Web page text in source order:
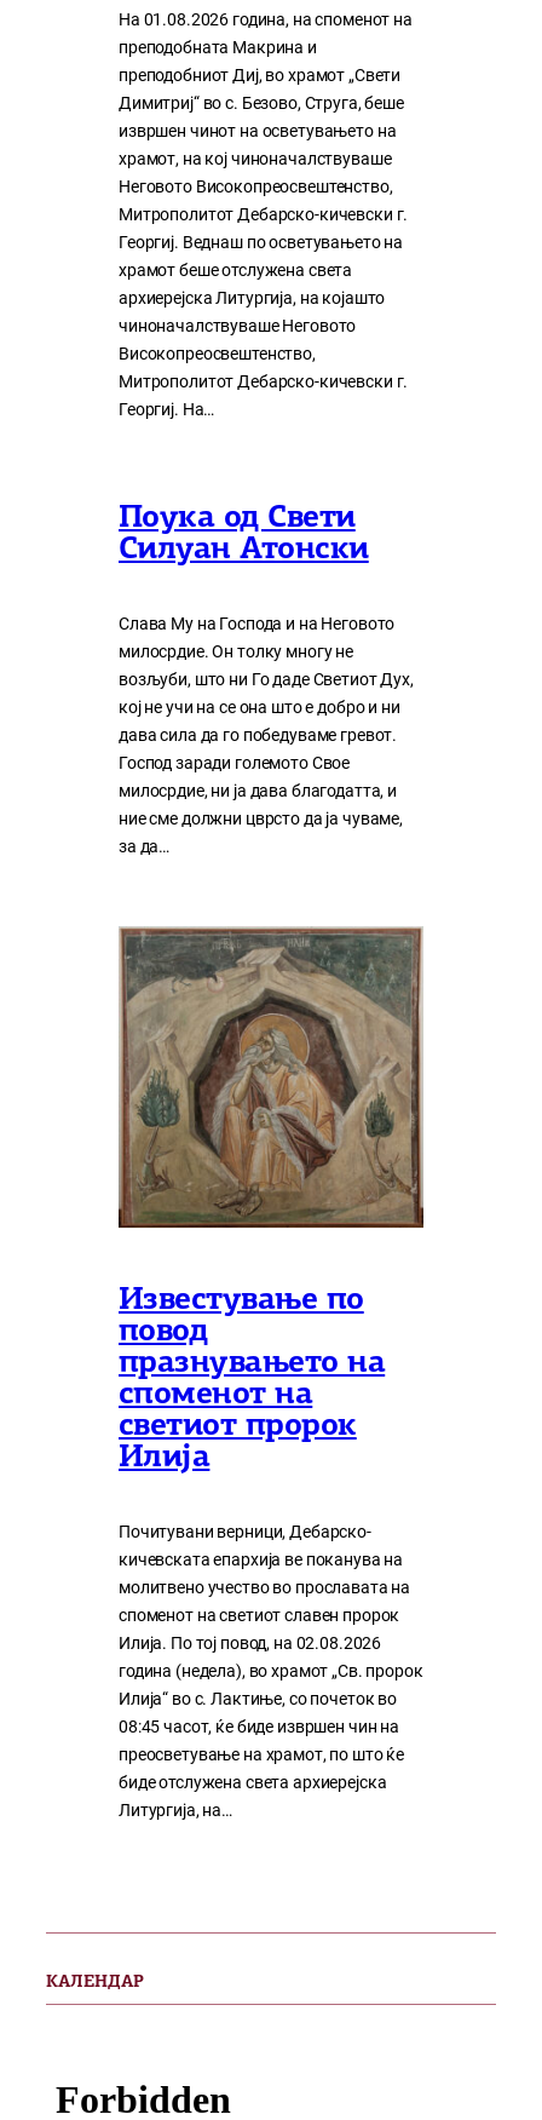
На 01.08.2026 година, на споменот на
преподобната Макрина и
преподобниот Диј, во храмот „Свети
Димитриј“ во с. Безово, Струга, беше
извршен чинот на осветувањето на
храмот, на кој чиноначалствуваше
Неговото Високопреосвештенство,
Митрополитот Дебарско-кичевски г.
Георгиј. Веднаш по осветувањето на
храмот беше отслужена света
архиерејска Литургија, на којашто
чиноначалствуваше Неговото
Високопреосвештенство,
Митрополитот Дебарско-кичевски г.
Георгиј. На…
Поука од Свети
Силуан Атонски
Слава Му на Господа и на Неговото
милосрдие. Он толку многу нe
возљуби, што ни Го даде Светиот Дух,
кој нe учи на сe она што е добро и ни
дава сила да го победуваме гревот.
Господ заради големото Свое
милосрдие, ни ја дава благодатта, и
ние сме должни цврсто да ја чуваме,
за да…
Известување по
повод
празнувањето на
споменот на
светиот пророк
Илија
Почитувани верници, Дебарско-
кичевската епархија ве поканува на
молитвено учество во прославата на
споменот на светиот славен пророк
Илија. По тој повод, на 02.08.2026
година (недела), во храмот „Св. пророк
Илија“ во с. Лактиње, со почеток во
08:45 часот, ќе биде извршен чин на
преосветување на храмот, по што ќе
биде отслужена света архиерејска
Литургија, на…
КАЛЕНДАР